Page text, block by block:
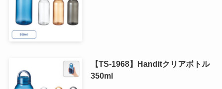
【TS-1968】Handitクリアボトル
350ml